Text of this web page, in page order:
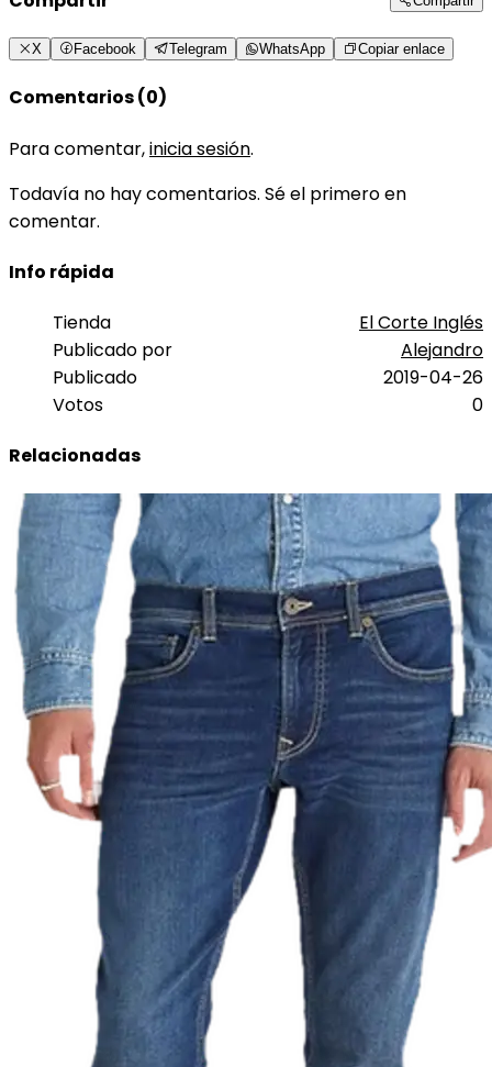
X Facebook Telegram WhatsApp Copiar enlace
Comentarios (0)
Para comentar,inicia sesión.
Todavía no hay comentarios. Sé el primero en
comentar.
Info rápida
Tienda
El Corte Inglés
Publicado por
Alejandro
Publicado
2019-04-26
Votos
0
Relacionadas